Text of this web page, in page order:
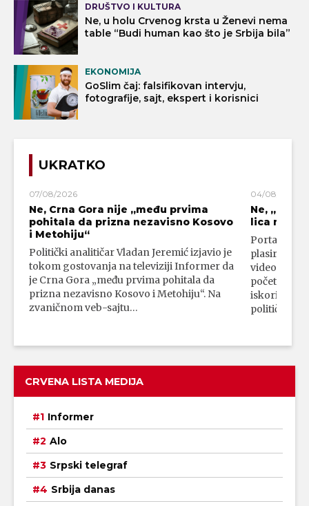
DRUŠTVO I KULTURA
Ne, u holu Crvenog krsta u Ženevi nema
table “Budi human kao što je Srbija bila”
EKONOMIJA
GoSlim čaj: falsifikovan intervju,
fotografije, sajt, ekspert i korisnici
UKRATKO
07/08/2026
Ne, Crna Gora nije „među prvima
pohitala da prizna nezavisno Kosovo
i Metohiju“
Politički analitičar Vladan Jeremić izjavio je
tokom gostovanja na televiziji Informer da
je Crna Gora „među prvima pohitala da
prizna nezavisno Kosovo i Metohiju“. Na
zvaničnom veb-sajtu…
04/08/2026
Ne,
lica
Portal 24
plasirali su
video-
početka
iskorišćava
političkim
CRVENA LISTA MEDIJA
Informer
Alo
Srpski telegraf
Srbija danas